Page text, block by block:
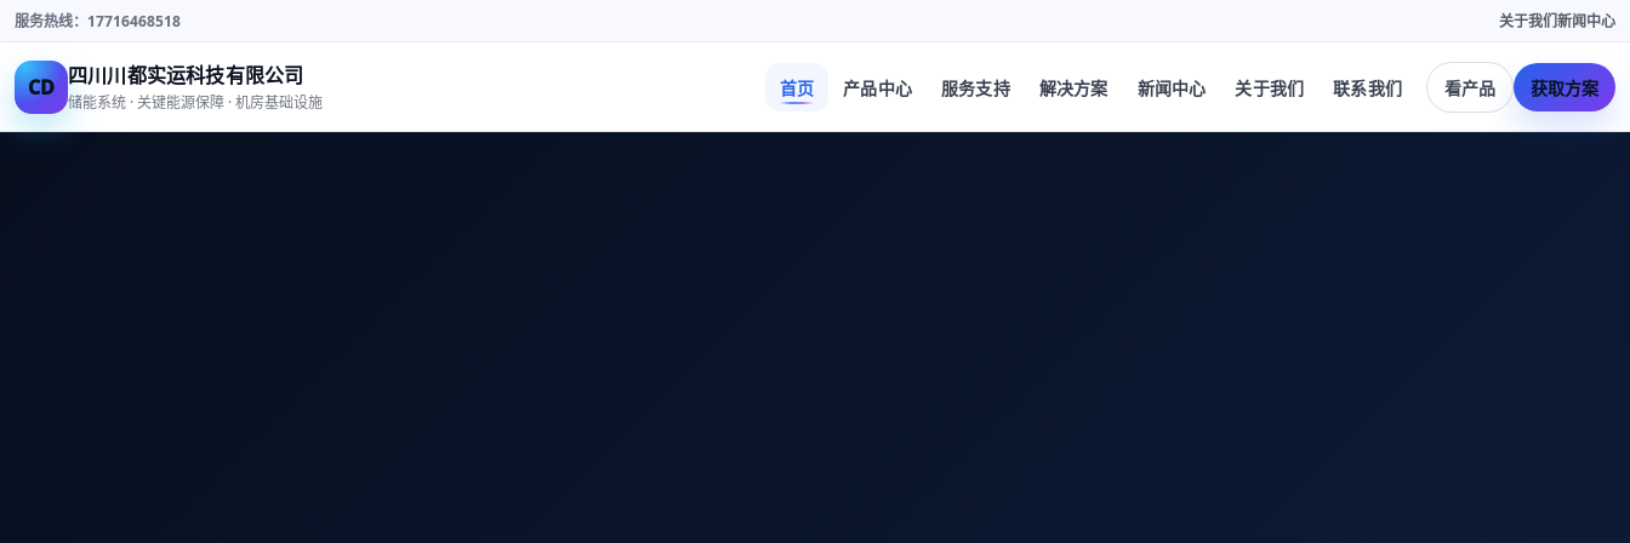
服务热线：17716468518 关于我们新闻中心
CD 四川川都实运科技有限公司
储能系统 · 关键能源保障 · 机房基础设施
首页 产品中心 服务支持 解决方案 新闻中心 关于我们 联系我们 看产品 获取方案